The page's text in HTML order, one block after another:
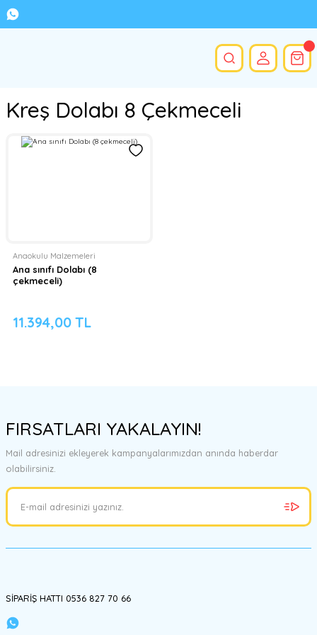
Kreş Dolabı 8 Çekmeceli
Anaokulu Malzemeleri
Ana sınıfı Dolabı (8
çekmeceli)
11.394,00 TL
FIRSATLARI YAKALAYIN!
Mail adresinizi ekleyerek kampanyalarımızdan anında haberdar
olabilirsiniz.
SİPARİŞ HATTI 0536 827 70 66